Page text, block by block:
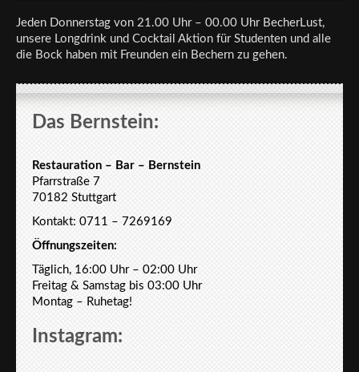
Jeden Donnerstag von 21.00 Uhr – 00.00 Uhr BecherLust,
unsere Longdrink und Cocktail Aktion für Studenten und alle
die Bock haben mit Freunden ein Bechern zu gehen.
Das Bernstein:
Restauration – Bar – Bernstein
Pfarrstraße 7
70182 Stuttgart
Kontakt: 0711 – 7269169
Öffnungszeiten:
Täglich, 16:00 Uhr – 02:00 Uhr
Freitag & Samstag bis 03:00 Uhr
Montag – Ruhetag!
Instagram: